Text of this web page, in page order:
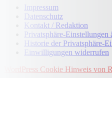
Impressum
Datenschutz
Kontakt / Redaktion
Privatsphäre-Einstellungen
Historie der Privatsphäre-
Einwilligungen widerrufen
WordPress Cookie Hinweis von